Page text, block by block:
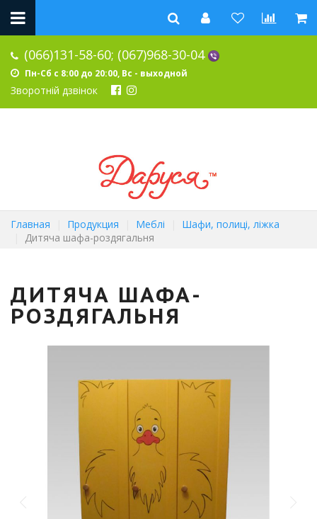
(066)131-58-60; (067)968-30-04
Пн-Сб с 8:00 до 20:00, Вс - выходной
Зворотній дзвінок
Главная Продукция Меблі
Шафи, полиці, ліжка
Дитяча шафа-роздягальня
ДИТЯЧА ШАФА-
РОЗДЯГАЛЬНЯ